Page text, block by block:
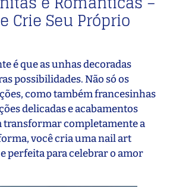
Crie Seu Próprio
é que as unhas decoradas
possibilidades. Não só os
como também francesinhas
delicadas e acabamentos
transformar completamente a
você cria uma nail art
perfeita para celebrar o amor